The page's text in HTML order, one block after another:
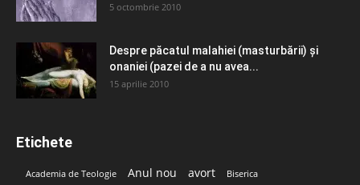
5 octombrie 2010
Despre păcatul malahiei (masturbării) şi
onaniei (pazei de a nu avea...
15 aprilie 2010
Etichete
Academia de Teologie Anul nou avort Biserica